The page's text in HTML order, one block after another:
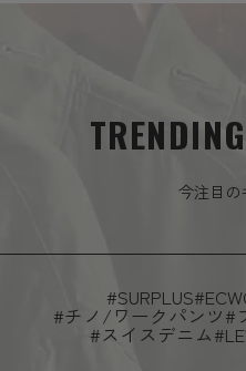
今注目の
#SURPLUS
#チノ/ワークパンツ#
#スイスデニム